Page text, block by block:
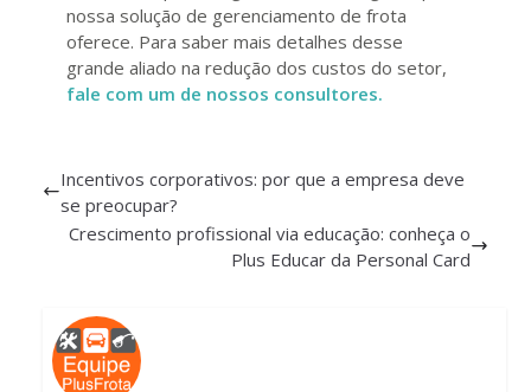
nossa solução de gerenciamento de frota
oferece. Para saber mais detalhes desse
grande aliado na redução dos custos do setor,
fale com um de nossos consultores.
Incentivos corporativos: por que a empresa deve
se preocupar?
Crescimento profissional via educação: conheça o
Plus Educar da Personal Card